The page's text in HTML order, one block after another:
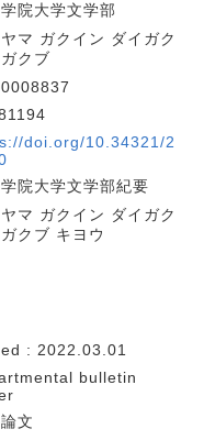
院大学文学部
マ ガクイン ダイガク
クブ
doi.org/10.34321/2
院大学文学部紀要
マ ガクイン ダイガク
クブ キヨウ
: 2022.03.01
bulletin
文